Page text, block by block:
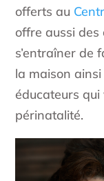
offerts au
offre aussi
s’entraîner de
la maison
éducateurs
périnatalité.